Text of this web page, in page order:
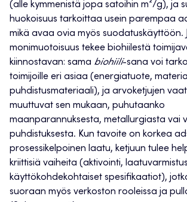
(alle kymmenistä jopa satoihin m²/g), ja
huokoisuus tarkoittaa usein parempaa
mikä avaa ovia myös suodatuskäyttöön.
monimuotoisuus tekee biohiilestä
kiinnostavan: sama biohiili-sana voi
toimijoille eri asiaa (energiatuote,
puhdistusmateriaali), ja arvoketjujen
muuttuvat sen mukaan, puhutaanko
maanparannuksesta, metallurgiasta vai
puhdistuksesta. Kun tavoite on korkea
prosessikelpoinen laatu, ketjuun tulee
kriittisiä vaiheita (aktivointi,
käyttökohdekohtaiset spesifikaatiot),
suoraan myös verkoston rooleissa ja